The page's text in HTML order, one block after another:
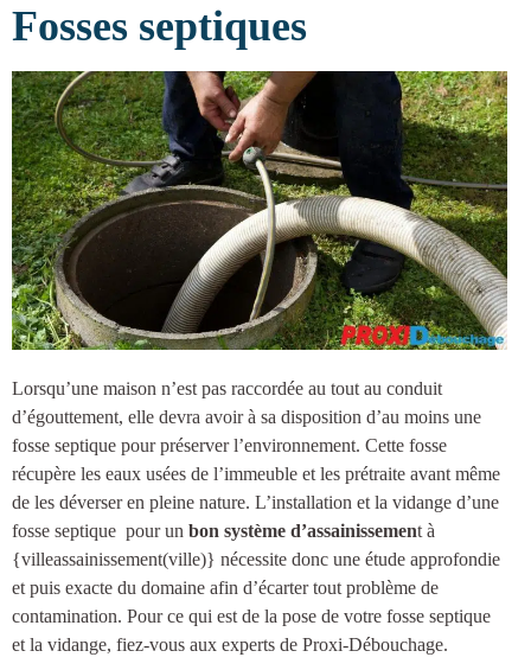
Fosses septiques
Lorsqu’une maison n’est pas raccordée au tout au conduit
d’égouttement, elle devra avoir à sa disposition d’au moins une
fosse septique pour préserver l’environnement. Cette fosse
récupère les eaux usées de l’immeuble et les prétraite avant même
de les déverser en pleine nature. L’installation et la vidange d’une
fosse septique pour un bon système d’assainissement à
{villeassainissement(ville)} nécessite donc une étude approfondie
et puis exacte du domaine afin d’écarter tout problème de
contamination. Pour ce qui est de la pose de votre fosse septique
et la vidange, fiez-vous aux experts de Proxi-Débouchage.